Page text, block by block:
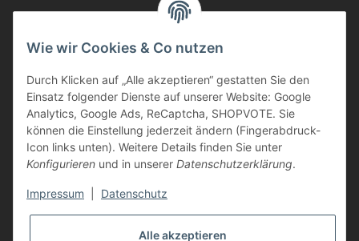
Informationen
Kunden Service
Haben Sie Fragen zu unseren Produkten?
Dann rufen Sie uns gerne an:
Tel: 0621/9767200
Mo.-Fr. 08:45-17:00 Uhr
oder schreiben Sie uns:
info@printer-express.de
Wie wir Cookies & Co nutzen
Durch Klicken auf „Alle akzeptieren“ gestatten Sie den
Einsatz folgender Dienste auf unserer Website: Google
Analytics, Google Ads, ReCaptcha, SHOPVOTE. Sie
können die Einstellung jederzeit ändern (Fingerabdruck-
Icon links unten). Weitere Details finden Sie unter
Konfigurieren und in unserer Datenschutzerklärung.
Impressum Datenschutz
Alle akzeptieren